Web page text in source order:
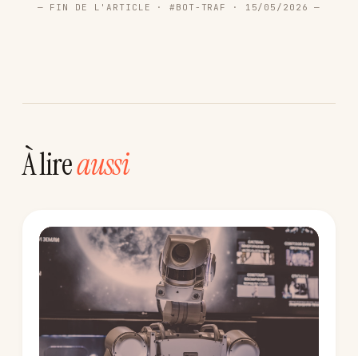
— FIN DE L'ARTICLE · #BOT-TRAF · 15/05/2026 —
À lireaussi